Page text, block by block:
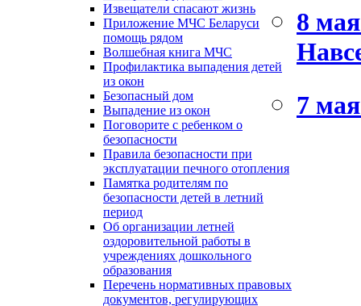
Извещатели спасают жизнь
Приложение МЧС Беларуси
помощь рядом
Волшебная книга МЧС
Профилактика выпадения детей
из окон
Безопасный дом
Выпадение из окон
Поговорите с ребенком о
безопасности
Правила безопасности при
эксплуатации печного отопления
Памятка родителям по
безопасности детей в летний
период
Об организации летней
оздоровительной работы в
учреждениях дошкольного
образования
Перечень нормативных правовых
документов, регулирующих
8
7